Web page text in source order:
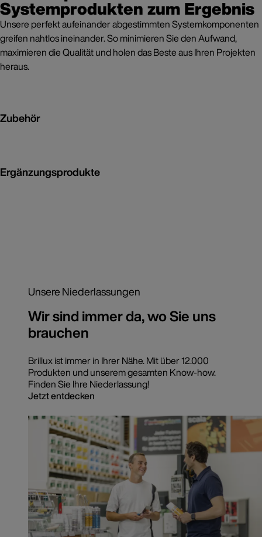
Systemprodukten zum Ergebnis
Unsere perfekt aufeinander abgestimmten Systemkomponenten
greifen nahtlos ineinander. So minimieren Sie den Aufwand,
maximieren die Qualität und holen das Beste aus Ihren Projekten
heraus.
Zubehör
Ergänzungsprodukte
Unsere Niederlassungen
Wir sind immer da, wo Sie uns
brauchen
Brillux ist immer in Ihrer Nähe. Mit über 12.000
Produkten und unserem gesamten Know-how.
Finden Sie Ihre Niederlassung!
Jetzt entdecken